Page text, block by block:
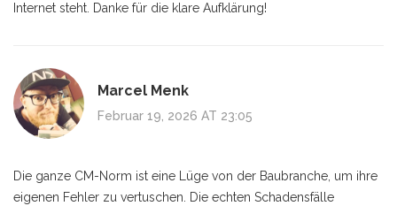
Internet steht. Danke für die klare Aufklärung!
Marcel Menk
Februar 19, 2026 AT 23:05
Die ganze CM-Norm ist eine Lüge von der Baubranche, um ihre
eigenen Fehler zu vertuschen. Die echten Schadensfälle